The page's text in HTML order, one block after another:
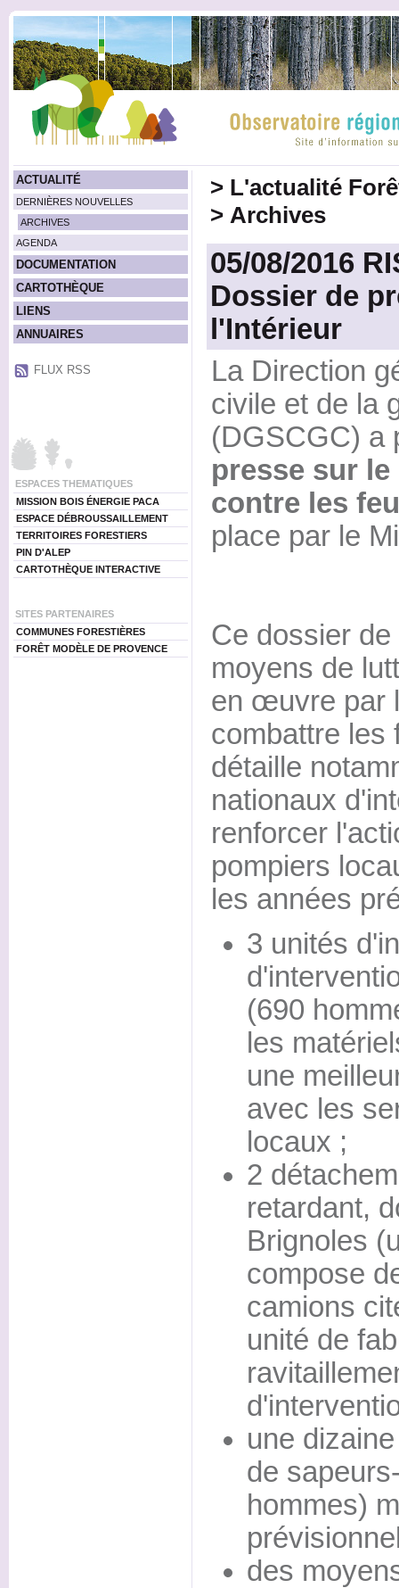
ACTUALITÉ
DERNIÈRES NOUVELLES
ARCHIVES
AGENDA
DOCUMENTATION
CARTOTHÈQUE
LIENS
ANNUAIRES
FLUX RSS
ESPACES THEMATIQUES
MISSION BOIS ÉNERGIE PACA
ESPACE DÉBROUSSAILLEMENT
TERRITOIRES FORESTIERS
PIN D'ALEP
CARTOTHÈQUE INTERACTIVE
SITES PARTENAIRES
COMMUNES FORESTIÈRES
FORÊT MODÈLE DE PROVENCE
> L'actualité
> Archives
05/08/2016
Dossier de
l'Intérieur
La Direction
civile et de la
(DGSCGC) a
presse sur
contre les
place par le
Ce dossier
moyens de
en œuvre par
combattre les
détaille
nationaux
renforcer
pompiers
les années
3 unités
(690
les
une
avec les
locaux ;
2
retardant,
Brignoles
compose
camions
unité de
une
de
hommes)
des